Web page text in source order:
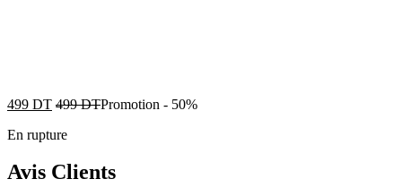
499 DT 499DTPromotion - 50%
En rupture
Avis Clients